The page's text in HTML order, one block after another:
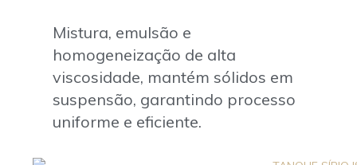
Mistura, emulsão e
homogeneização de alta
viscosidade, mantém sólidos em
suspensão, garantindo processo
uniforme e eficiente.